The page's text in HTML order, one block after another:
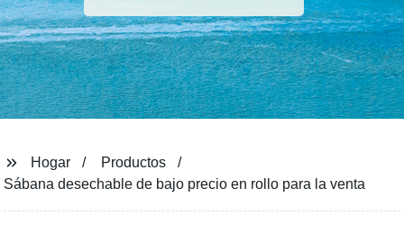
Hogar
Productos
Sábana desechable de bajo precio en rollo para la venta